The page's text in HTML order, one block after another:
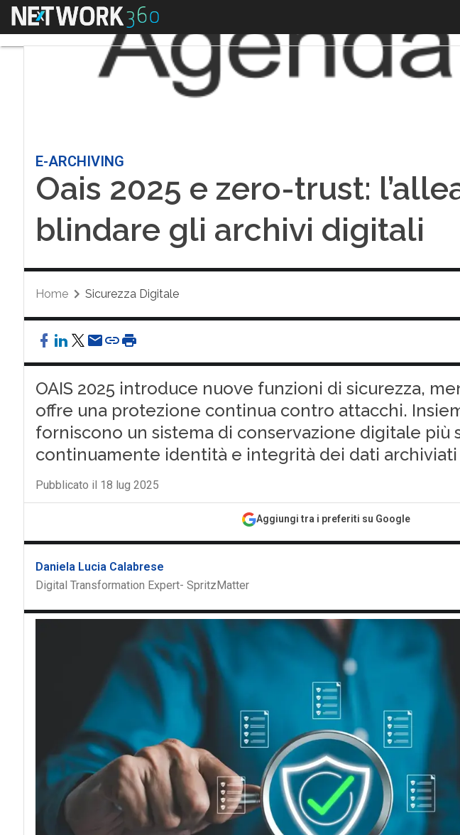
Menu
E-ARCHIVING
Oais 2025 e zero-trust:
blindare gli archivi digitali
Home Sicurezza Digitale
OAIS 2025 introduce nuove funzioni di sicurezza,
offre una protezione continua contro attacchi.
forniscono un sistema di conservazione digitale più
continuamente identità e integrità dei dati archiviati
Pubblicato il 18 lug 2025
Aggiungi tra i preferiti su Google
Daniela Lucia Calabrese
Digital Transformation Expert- SpritzMatter